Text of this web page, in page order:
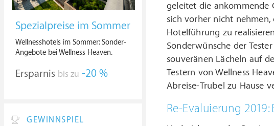
geleitet die ankommende
sich vorher nicht
Hotelführung zu
Sonderwünsche der
souveränen Lächeln auf
Testern von Wellness
Abreise-Trubel zu Hause
Re-Evaluierung
Spezialpreise im Sommer
Wellnesshotels im Sommer: Sonder-
Angebote bei Wellness Heaven.
Ersparnis bis zu -20 %
GEWINNSPIEL